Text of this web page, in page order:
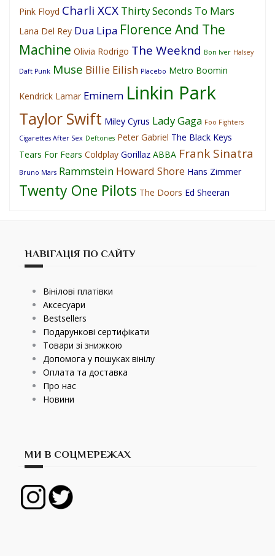
Pink Floyd Charli XCX Thirty Seconds To Mars
Lana Del Rey Dua Lipa Florence And The
Machine Olivia Rodrigo The Weeknd Bon Iver Halsey
Daft Punk Muse Billie Eilish Placebo Metro Boomin
Kendrick Lamar Eminem Linkin Park
Taylor Swift Miley Cyrus Lady Gaga Foo Fighters
Cigarettes After Sex Deftones Peter Gabriel The Black Keys
Tears For Fears Coldplay Gorillaz ABBA Frank Sinatra
Bruno Mars Rammstein Howard Shore Hans Zimmer
Twenty One Pilots The Doors Ed Sheeran
НАВІГАЦІЯ ПО САЙТУ
Вінілові платівки
Аксесуари
Bestsellers
Подарункові сертифікати
Товари зі знижкою
Допомога у пошуках вінілу
Оплата та доставка
Про нас
Новини
МИ В СОЦМЕРЕЖАХ